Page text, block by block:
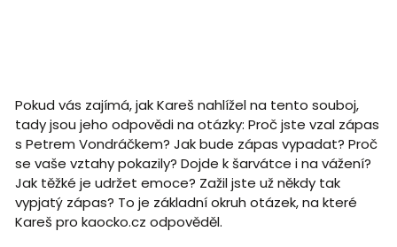
Pokud vás zajímá, jak Kareš nahlížel na tento souboj,
tady jsou jeho odpovědi na otázky: Proč jste vzal zápas
s Petrem Vondráčkem? Jak bude zápas vypadat? Proč
se vaše vztahy pokazily? Dojde k šarvátce i na vážení?
Jak těžké je udržet emoce? Zažil jste už někdy tak
vypjatý zápas? To je základní okruh otázek, na které
Kareš pro kaocko.cz odpověděl.